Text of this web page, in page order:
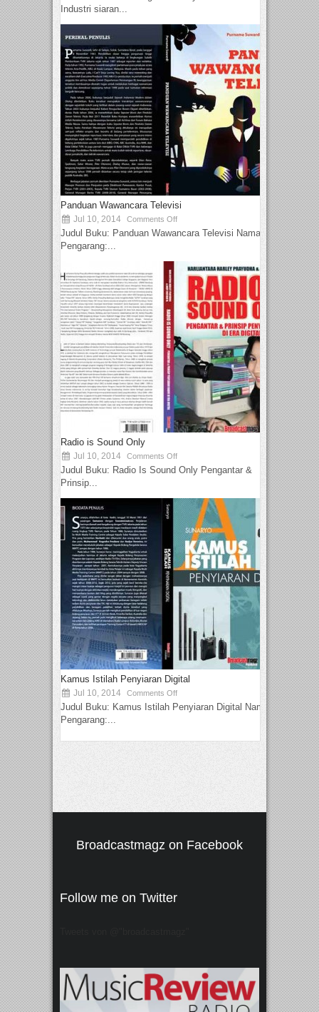
Industri siaran...
Panduan Wawancara Televisi
Jul 10, 2014 Comments Off
Judul Buku: Panduan Wawancara Televisi Nama
Pengarang:...
Radio is Sound Only
Jul 10, 2014 Comments Off
Judul Buku: Radio Is Sound Only Pengantar &
Prinsip...
Kamus Istilah Penyiaran Digital
Jul 10, 2014 Comments Off
Judul Buku: Kamus Istilah Penyiaran Digital Nama
Pengarang:...
Broadcastmagz on Facebook
Follow me on Twitter